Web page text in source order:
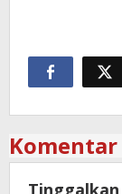
Komentar